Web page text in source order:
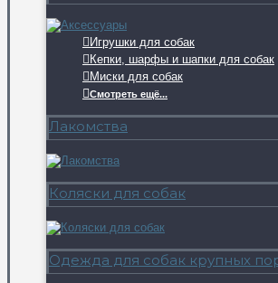
Игрушки для собак
Кепки, шарфы и шапки для собак
Миски для собак
Смотреть ещё...
Лакомства
Коляски для собак
Одежда для собак крупных